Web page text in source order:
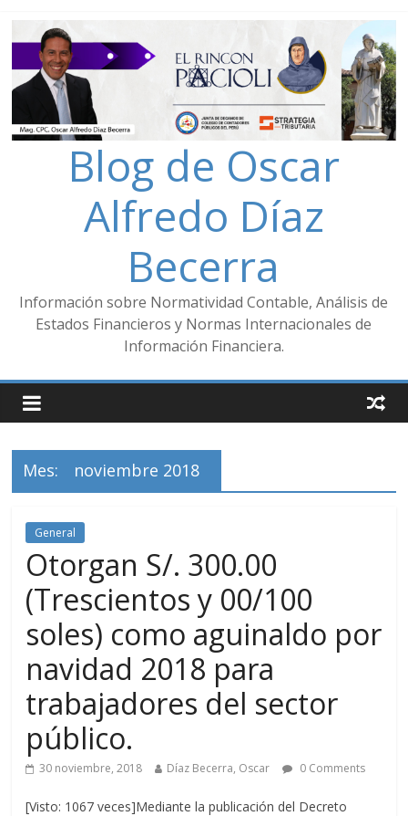
Blog de Oscar
Alfredo Díaz
Becerra
Información sobre Normatividad Contable, Análisis de
Estados Financieros y Normas Internacionales de
Información Financiera.
Mes: noviembre 2018
General
Otorgan S/. 300.00
(Trescientos y 00/100
soles) como aguinaldo por
navidad 2018 para
trabajadores del sector
público.
30 noviembre, 2018 Díaz Becerra, Oscar 0 Comments
[Visto: 1067 veces]Mediante la publicación del Decreto